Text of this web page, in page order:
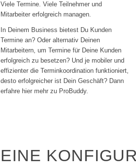
Viele Termine. Viele Teilnehmer und
Mitarbeiter erfolgreich managen.
In Deinem Business bietest Du Kunden
Termine an? Oder alternativ Deinen
Mitarbeitern, um Termine für Deine Kunden
erfolgreich zu besetzen? Und je mobiler und
effizienter die Terminkoordination funktioniert,
desto erfolgreicher ist Dein Geschäft? Dann
erfahre hier mehr zu ProBuddy.
EINE